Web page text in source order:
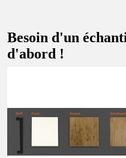
Besoin d'un
d'abord !